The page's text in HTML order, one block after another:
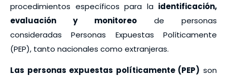
procedimientos específicos para la identificación,
evaluación y monitoreo de personas
consideradas Personas Expuestas Políticamente
(PEP), tanto nacionales como extranjeras.
Las personas expuestas políticamente (PEP) son